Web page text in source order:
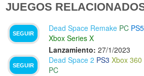
JUEGOS
SEGUIR
Dead Space Remake PC PS5
Xbox Series X
Lanzamiento: 27/1/2023
SEGUIR
Dead Space 2 PS3 Xbox 360
PC